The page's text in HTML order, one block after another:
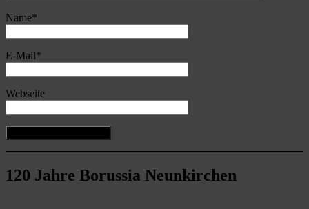
Name*
E-Mail*
Webseite
120 Jahre Borussia Neunkirchen